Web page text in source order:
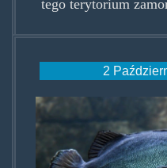
tego terytorium
2